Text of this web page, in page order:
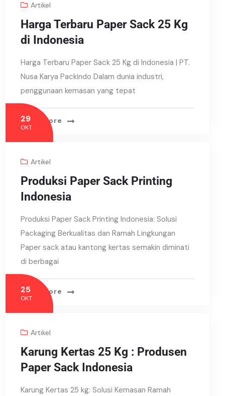
Artikel
Harga Terbaru Paper Sack 25 Kg
di Indonesia
Harga Terbaru Paper Sack 25 Kg di Indonesia | PT.
Nusa Karya Packindo Dalam dunia industri,
penggunaan kemasan yang tepat
Read More
29
OKT
Artikel
Produksi Paper Sack Printing
Indonesia
Produksi Paper Sack Printing Indonesia: Solusi
Packaging Berkualitas dan Ramah Lingkungan
Paper sack atau kantong kertas semakin diminati
di berbagai
Read More
25
OKT
Artikel
Karung Kertas 25 Kg : Produsen
Paper Sack Indonesia
Karung Kertas 25 kg: Solusi Kemasan Ramah